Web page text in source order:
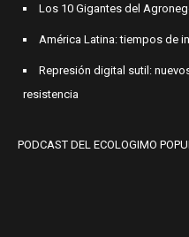
Los 10 Gigantes del
América Latina: tiempos de
Represión digital sutil:
resistencia
PODCAST DEL ECOLOGIMO